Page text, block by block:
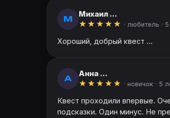
М
Михаил ...
★ ★ ★ ★ ★ · любитель ·
Хороший, добрый квест ...
А
Анна ...
★ ★ ★ ★ ★ · новичок · 5
Квест проходили впервые.
подсказки. Один минус. Не